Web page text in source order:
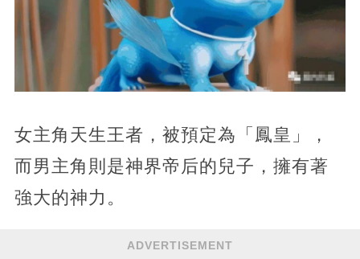
女主角天生王者，被預定為「鳳皇」，
而男主角則是神界帝后的兒子，擁有著
強大的神力。
ADVERTISEMENT